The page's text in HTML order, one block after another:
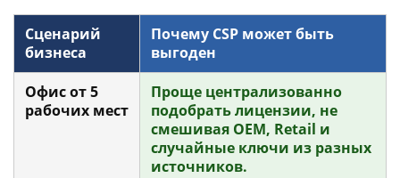
Сценарий
бизнеса
Почему CSP может быть
выгоден
Офис от 5
рабочих мест
Проще централизованно
подобрать лицензии, не
смешивая OEM, Retail и
случайные ключи из разных
источников.